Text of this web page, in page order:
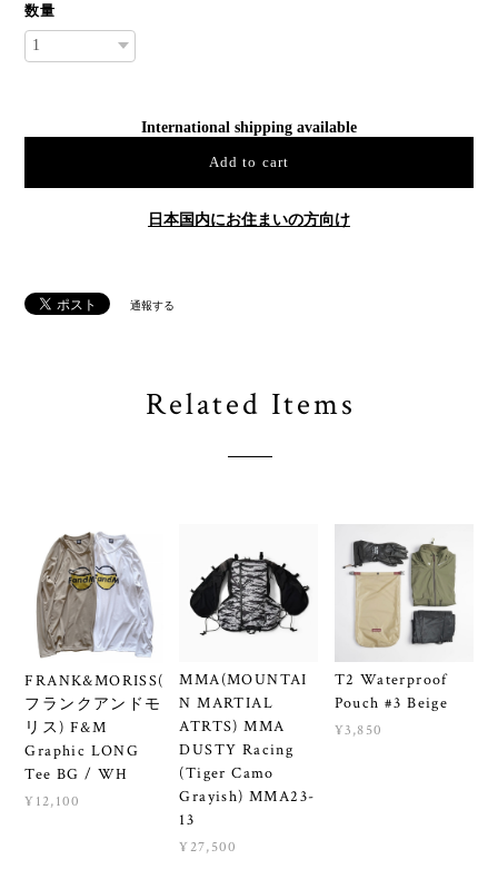
数量
International shipping available
Add to cart
日本国内にお住まいの方向け
通報する
Related Items
FRANK&MORISS(
フランクアンドモ
リス) F&M
Graphic LONG
Tee BG / WH
¥12,100
MMA(MOUNTAI
N MARTIAL
ATRTS) MMA
DUSTY Racing
(Tiger Camo
Grayish) MMA23-
13
¥27,500
T2 Waterproof
Pouch #3 Beige
¥3,850